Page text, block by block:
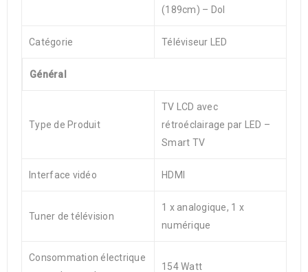
(189cm) – Dol
Catégorie Téléviseur LED
Général
Type de Produit
TV LCD avec
rétroéclairage par LED –
Smart TV
Interface vidéo HDMI
Tuner de télévision
1 x analogique, 1 x
numérique
Consommation électrique
154 Watt